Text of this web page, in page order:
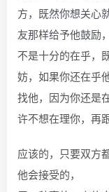
方，既然你想关心
友那样给予他鼓励
不是十分的在乎，
妨，如果你还在乎
找他，因为你还是
许不想在理你，再
应该的，只要双方
他会接受的，